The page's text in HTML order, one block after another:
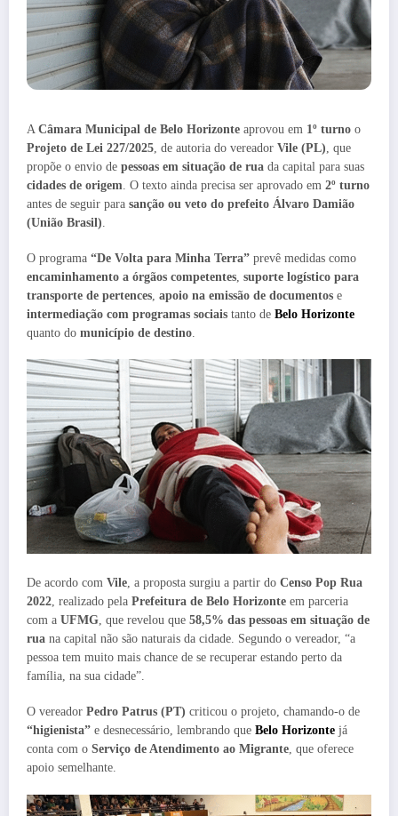
A Câmara Municipal de Belo Horizonte aprovou em 1º turno o
Projeto de Lei 227/2025, de autoria do vereador Vile (PL), que
propõe o envio de pessoas em situação de rua da capital para suas
cidades de origem. O texto ainda precisa ser aprovado em 2º turno
antes de seguir para sanção ou veto do prefeito Álvaro Damião
(União Brasil).
O programa “De Volta para Minha Terra” prevê medidas como
encaminhamento a órgãos competentes, suporte logístico para
transporte de pertences, apoio na emissão de documentos e
intermediação com programas sociais tanto de Belo Horizonte
quanto do município de destino.
De acordo com Vile, a proposta surgiu a partir do Censo Pop Rua
2022, realizado pela Prefeitura de Belo Horizonte em parceria
com a UFMG, que revelou que 58,5% das pessoas em situação de
rua na capital não são naturais da cidade. Segundo o vereador, “a
pessoa tem muito mais chance de se recuperar estando perto da
família, na sua cidade”.
O vereador Pedro Patrus (PT) criticou o projeto, chamando-o de
“higienista” e desnecessário, lembrando que Belo Horizonte já
conta com o Serviço de Atendimento ao Migrante, que oferece
apoio semelhante.